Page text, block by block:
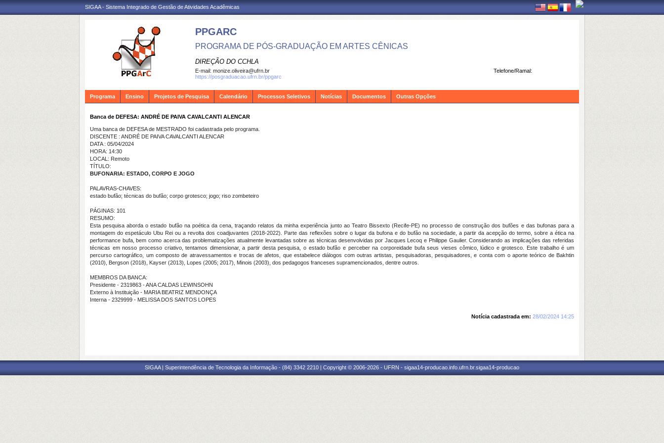
SIGAA - Sistema Integrado de Gestão de Atividades Acadêmicas
PPGARC
PROGRAMA DE PÓS-GRADUAÇÃO EM ARTES CÊNICAS
DIREÇÃO DO CCHLA
Telefone/Ramal:
E-mail: monize.oliveira@ufrn.br
https://posgraduacao.ufrn.br/ppgarc
Programa Ensino Projetos de Pesquisa Calendário Processos Seletivos Notícias Documentos Outras Opções
Banca de DEFESA: ANDRÉ DE PAIVA CAVALCANTI ALENCAR
Uma banca de DEFESA de MESTRADO foi cadastrada pelo programa.
DISCENTE : ANDRÉ DE PAIVA CAVALCANTI ALENCAR
DATA : 05/04/2024
HORA: 14:30
LOCAL: Remoto
TÍTULO:
BUFONARIA: ESTADO, CORPO E JOGO
PALAVRAS-CHAVES:
estado bufão; técnicas do bufão; corpo grotesco; jogo; riso zombeteiro
PÁGINAS: 101
RESUMO:
Esta pesquisa aborda o estado bufão na poética da cena, traçando relatos da minha experiência junto ao Teatro Bissexto (Recife-PE) no processo de construção dos bufões e das bufonas para a
montagem do espetáculo Ubu Rei ou a revolta dos coadjuvantes (2018-2022). Parte das reflexões sobre o lugar da bufona e do bufão na sociedade, a partir da acepção do termo, sobre a ética na
performance bufa, bem como acerca das problematizações atualmente levantadas sobre as técnicas desenvolvidas por Jacques Lecoq e Philippe Gaulier. Considerando as implicações das referidas
técnicas em nosso processo criativo, tentamos dimensionar, a partir desta pesquisa, o estado bufão e perceber na corporeidade bufa seus vieses cômico, lúdico e grotesco. Este trabalho é um
percurso cartográfico, um composto de atravessamentos e trocas de afetos, que estabelece diálogos com outras artistas, pesquisadoras, pesquisadores, e conta com o aporte teórico de Bakhtin
(2010), Bergson (2018), Kayser (2013), Lopes (2005; 2017), Minois (2003), dos pedagogos franceses supramencionados, dentre outros.
MEMBROS DA BANCA:
Presidente - 2319863 - ANA CALDAS LEWINSOHN
Externo à Instituição - MARIA BEATRIZ MENDONÇA
Interna - 2329999 - MELISSA DOS SANTOS LOPES
Notícia cadastrada em: 28/02/2024 14:25
SIGAA | Superintendência de Tecnologia da Informação - (84) 3342 2210 | Copyright © 2006-2026 - UFRN - sigaa14-producao.info.ufrn.br.sigaa14-producao